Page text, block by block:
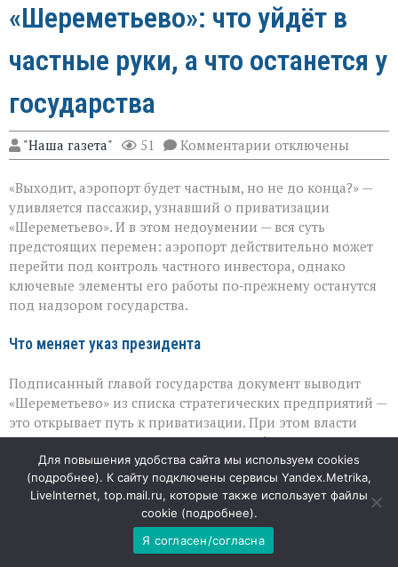
«Шереметьево»: что уйдёт в
частные руки, а что останется у
государства
"Наша газета" 51 Комментарии к
записи
что
уйдёт
частные
руки,
а
что
останется
отключены
«Выходит, аэропорт будет частным, но не до конца?» —
удивляется пассажир, узнавший о приватизации
«Шереметьево». И в этом недоумении — вся суть
предстоящих перемен: аэропорт действительно может
перейти под контроль частного инвестора, однако
ключевые элементы его работы по‑прежнему останутся
под надзором государства.
Что меняет указ президента
Подписанный главой государства документ выводит
«Шереметьево» из списка стратегических предприятий —
это открывает путь к приватизации. При этом власти
заранее очертили жёсткие рамки: профиль аэропорта
должен сохраниться, иностранцам и подконтрольным
им структурам запрещено приобретать доли, а у
государства останется особый рычаг влияния — «золотая
акция», дающая право блокировать принципиальные
Для повышения удобства сайта мы используем cookies
(подробнее). К сайту подключены сервисы Yandex.Metrika,
LiveInternet, top.mail.ru, которые также использует файлы
cookie (подробнее).
Я согласен/согласна